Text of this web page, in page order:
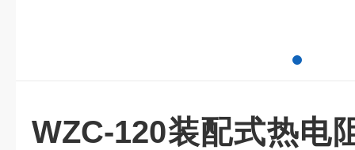
WZC-120装配式热电